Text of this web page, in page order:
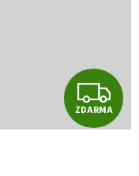
Z
D
ZDARMA